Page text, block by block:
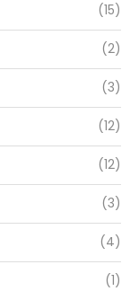
(15)
(2)
(3)
(12)
(12)
(3)
(4)
(1)